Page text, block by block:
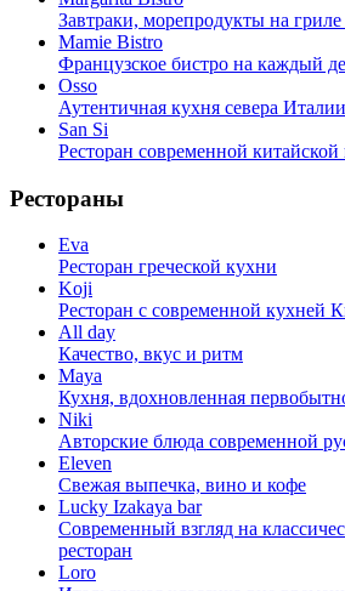
Завтраки, морепродукты на
Mamie Bistro
Французское бистро на каждый
Osso
Аутентичная кухня севера Италии
San Si
Ресторан современной китайской
Рестораны
Eva
Ресторан греческой кухни
Koji
Ресторан с cовременной кухней
All day
Качество, вкус и ритм
Maya
Кухня, вдохновленная
Niki
Авторские блюда современной
Eleven
Свежая выпечка, вино и кофе
Lucky Izakaya bar
Современный взгляд на
ресторан
Loro